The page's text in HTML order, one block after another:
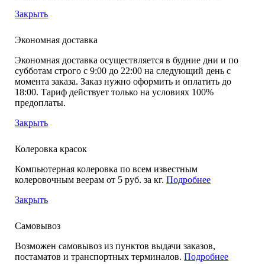
Закрыть
Экономная доставка
Экономная доставка осуществляется в будние дни и по
субботам строго с 9:00 до 22:00 на следующий день с
момента заказа. Заказ нужно оформить и оплатить до
18:00. Тариф действует только на условиях 100%
предоплаты.
Закрыть
Колеровка красок
Компьютерная колеровка по всем известным
колеровочным веерам от 5 руб. за кг.Подробнее
Закрыть
Самовывоз
Возможен самовывоз из пунктов выдачи заказов,
постаматов и транспортных терминалов.Подробнее